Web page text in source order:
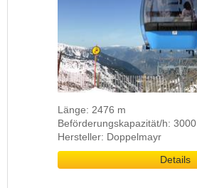
Länge: 2476 m
Beförderungskapazität/h: 3000
Hersteller: Doppelmayr
Details